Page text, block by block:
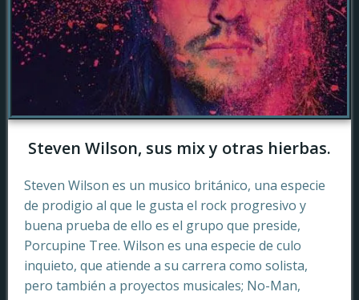
Steven Wilson, sus mix y otras hierbas.
Steven Wilson es un musico británico, una especie
de prodigio al que le gusta el rock progresivo y
buena prueba de ello es el grupo que preside,
Porcupine Tree. Wilson es una especie de culo
inquieto, que atiende a su carrera como solista,
pero también a proyectos musicales; No-Man,